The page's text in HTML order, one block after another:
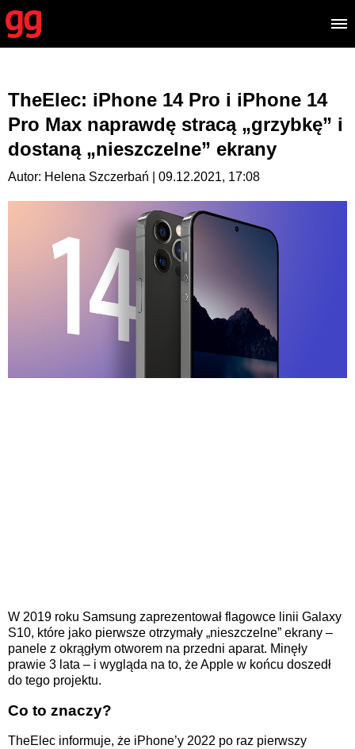
TheElec: iPhone 14 Pro i iPhone 14
Pro Max naprawdę stracą „grzybkę” i
dostaną „nieszczelne” ekrany
Autor: Helena Szczerbań | 09.12.2021, 17:08
W 2019 roku Samsung zaprezentował flagowce linii Galaxy
S10, które jako pierwsze otrzymały „nieszczelne” ekrany –
panele z okrągłym otworem na przedni aparat. Minęły
prawie 3 lata – i wygląda na to, że Apple w końcu doszedł
do tego projektu.
Co to znaczy?
TheElec informuje, że iPhone’y 2022 po raz pierwszy